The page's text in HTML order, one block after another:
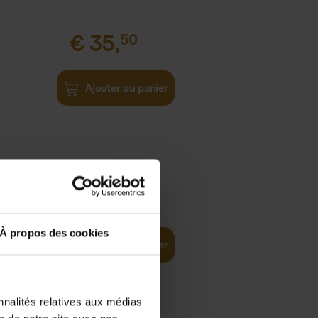
À propos des cookies
relatives aux médias
€ 35,50
Ajouter au panier
37,50
Ajouter au panier